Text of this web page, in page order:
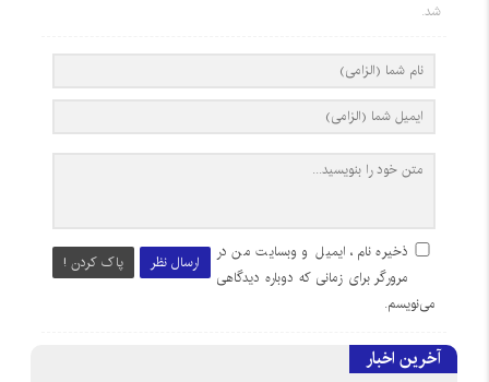
شد.
ارسال نظر پاک کردن !
ذخیره نام، ایمیل و وبسایت من در
مرورگر برای زمانی که دوباره دیدگاهی
می‌نویسم.
آخرین اخبار